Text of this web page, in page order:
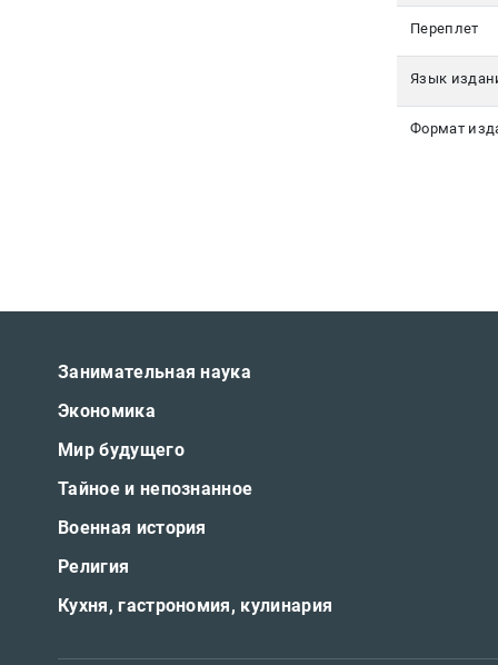
Переплет
Язык
Формат
Занимательная наука
Экономика
Мир будущего
Тайное и непознанное
Военная история
Религия
Кухня, гастрономия, кулинария